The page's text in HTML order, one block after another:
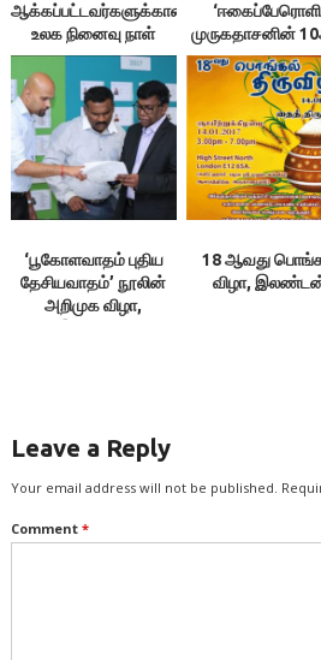
ஆக்கப்பட்டவர்களுக்கான
உலக நினைவு நாள்
-ஆகத்து 30
முருகதாசனின்
ஆண்டு
நிகழ்வு!
‘பூகோளவாதம் புதிய
தேசியவாதம்’ நூலின்
அறிமுக விழா,
18 ஆவது
விழா,
Leave a Reply
Your email address will not be published.
Comment *